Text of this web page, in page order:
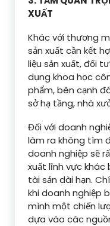
XUẤT
Khác với thương
sản xuất cần kết
liệu sản xuất, đối
dụng khoa học
phẩm, bên cạnh
sở hạ tầng, nhà
Đối với doanh
làm ra không tìm
doanh nghiệp sẽ
xuất lĩnh vực khác
tài sản dài hạn.
khi doanh nghiệp
mình một chiến
dựa vào các